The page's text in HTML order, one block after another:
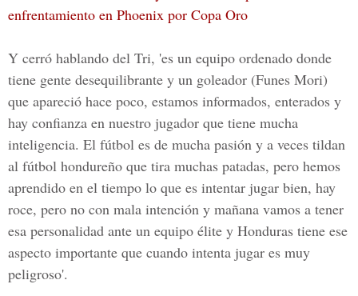
enfrentamiento en Phoenix por Copa Oro
Y cerró hablando del Tri, 'es un equipo ordenado donde
tiene gente desequilibrante y un goleador (Funes Mori)
que apareció hace poco, estamos informados, enterados y
hay confianza en nuestro jugador que tiene mucha
inteligencia. El fútbol es de mucha pasión y a veces tildan
al fútbol hondureño que tira muchas patadas, pero hemos
aprendido en el tiempo lo que es intentar jugar bien, hay
roce, pero no con mala intención y mañana vamos a tener
esa personalidad ante un equipo élite y Honduras tiene ese
aspecto importante que cuando intenta jugar es muy
peligroso'.